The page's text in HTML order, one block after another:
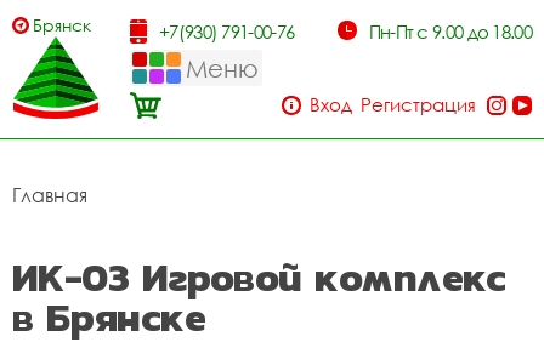
Брянск +7(930) 791-00-76 Пн-Пт с 9.00 до 18.00
Меню
Вход Регистрация
Главная
ИК-03 Игровой комплекс
в Брянске